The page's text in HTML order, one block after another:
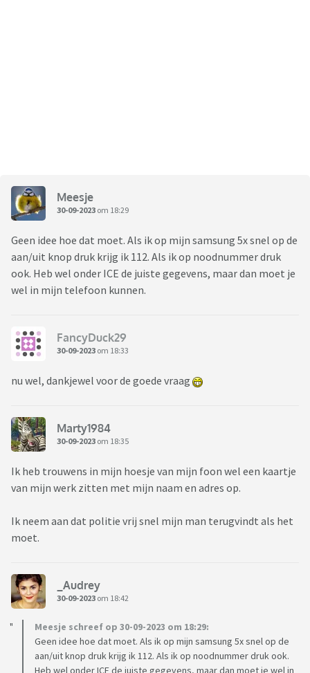
Meesje
30-09-2023 om 18:29
Geen idee hoe dat moet. Als ik op mijn samsung 5x snel op de
aan/uit knop druk krijg ik 112. Als ik op noodnummer druk
ook. Heb wel onder ICE de juiste gegevens, maar dan moet je
wel in mijn telefoon kunnen.
FancyDuck29
30-09-2023 om 18:33
nu wel, dankjewel voor de goede vraag
Marty1984
30-09-2023 om 18:35
Ik heb trouwens in mijn hoesje van mijn foon wel een kaartje
van mijn werk zitten met mijn naam en adres op.
Ik neem aan dat politie vrij snel mijn man terugvindt als het
moet.
_Audrey
30-09-2023 om 18:42
Meesje schreef op 30-09-2023 om 18:29:
Geen idee hoe dat moet. Als ik op mijn samsung 5x snel op de
aan/uit knop druk krijg ik 112. Als ik op noodnummer druk ook.
Heb wel onder ICE de juiste gegevens, maar dan moet je wel in